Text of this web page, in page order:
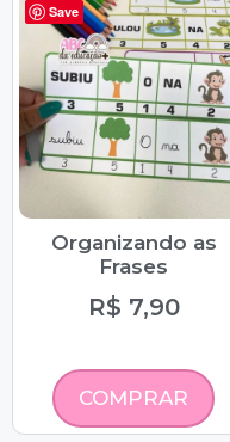
Save
Organizando as
Frases
R$ 7,90
COMPRAR